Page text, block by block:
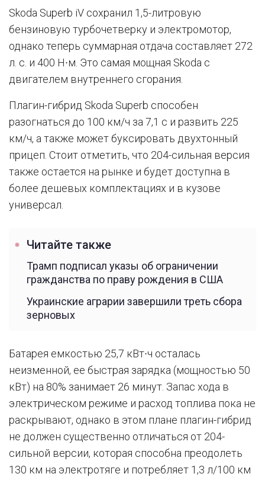
Skoda Superb iV сохранил 1,5-литровую
бензиновую турбочетверку и электромотор,
однако теперь суммарная отдача составляет 272
л. с. и 400 Н∙м. Это самая мощная Skoda с
двигателем внутреннего сгорания.
Плагин-гибрид Skoda Superb способен
разогнаться до 100 км/ч за 7,1 с и развить 225
км/ч, а также может буксировать двухтонный
прицеп. Стоит отметить, что 204-сильная версия
также остается на рынке и будет доступна в
более дешевых комплектациях и в кузове
универсал.
Читайте также
Трамп подписал указы об ограничении
гражданства по праву рождения в США
Украинские аграрии завершили треть сбора
зерновых
Батарея емкостью 25,7 кВт∙ч осталась
неизменной, ее быстрая зарядка (мощностью 50
кВт) на 80% занимает 26 минут. Запас хода в
электрическом режиме и расход топлива пока не
раскрывают, однако в этом плане плагин-гибрид
не должен существенно отличаться от 204-
сильной версии, которая способна преодолеть
130 км на электротяге и потребляет 1,3 л/100 км